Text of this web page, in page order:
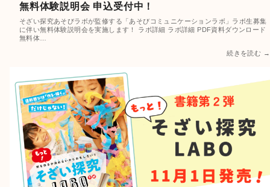
無料体験説明会 申込受付中！
そざい探究あそびラボが監修する「あそびコミュニケーションラボ」ラボ生募集
に伴い無料体験説明会を実施します！ ラボ詳細 ラボ詳細 PDF資料ダウンロード
無料体…
続きを読む →